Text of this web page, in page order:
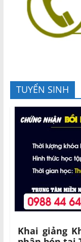
TUYỂN SINH
Khai giảng